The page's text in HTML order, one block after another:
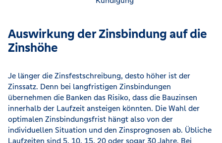
Auswirkung der Zinsbindung auf die
Zinshöhe
Je länger die Zinsfestschreibung, desto höher ist der
Zinssatz. Denn bei langfristigen Zinsbindungen
übernehmen die Banken das Risiko, dass die Bauzinsen
innerhalb der Laufzeit ansteigen könnten. Die Wahl der
optimalen Zinsbindungsfrist hängt also von der
individuellen Situation und den Zinsprognosen ab. Übliche
Laufzeiten sind 5, 10, 15, 20 oder sogar 30 Jahre. Bei